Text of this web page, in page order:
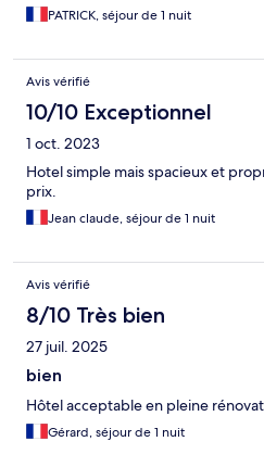
PATRICK, séjour de 1 nuit
Avis vérifié
10/10 Exceptionnel
1 oct. 2023
Hotel simple mais spacieux et
prix.
Jean claude, séjour de 1 nuit
Avis vérifié
8/10 Très bien
27 juil. 2025
bien
Hôtel acceptable en pleine
Gérard, séjour de 1 nuit